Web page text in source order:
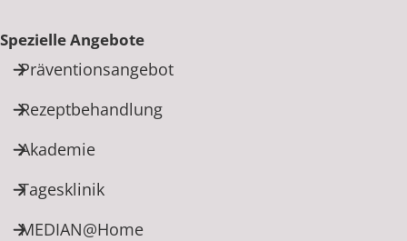
Spezielle Angebote
Präventionsangebot
Rezeptbehandlung
Akademie
Tagesklinik
MEDIAN@Home